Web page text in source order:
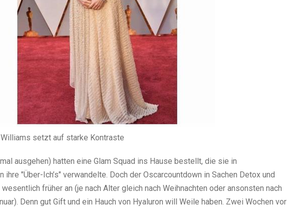
setzt auf starke Kontraste
ausgehen) hatten eine Glam Squad ins Hause bestellt, die sie in
ihre "Über-Ich’s" verwandelte. Doch der Oscarcountdown in Sachen Detox und
früher an (je nach Alter gleich nach Weihnachten oder ansonsten nach
Denn gut Gift und ein Hauch von Hyaluron will Weile haben. Zwei Wochen vor